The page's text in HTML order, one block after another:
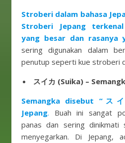
Stroberi dalam bahasa
Stroberi Jepang
yang besar dan rasanya
sering digunakan dalam
penutup seperti kue stroberi
スイカ (Suika) –
Semangka disebut “ス
Jepang. Buah ini sangat
panas dan sering dinikmati
menyegarkan. Di Jepang,